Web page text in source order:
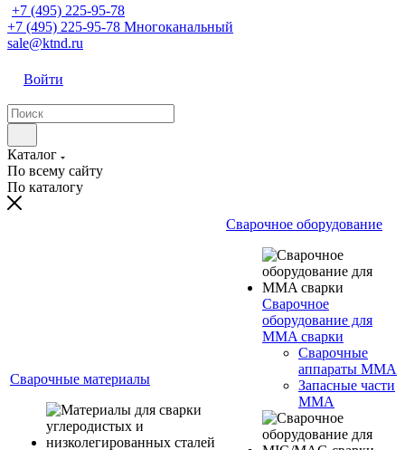
+7 (495) 225-95-78
+7 (495) 225-95-78 Многоканальный
sale@ktnd.ru
Войти
Каталог
По всему сайту
По каталогу
Сварочные материалы
Сварочное оборудование
Сварочное
оборудование для
MMA сварки
Сварочные
аппараты MMA
Запасные части
MMA